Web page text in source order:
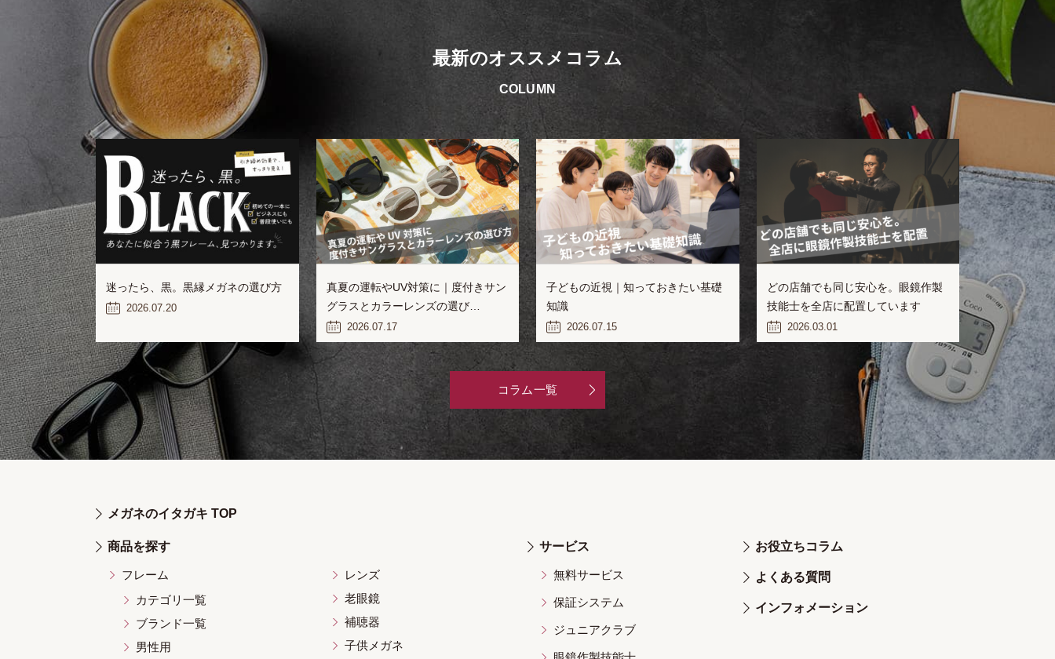
最新のオススメコラム
COLUMN
迷ったら、黒。黒縁メガネの選び方
2026.07.20
真夏の運転やUV対策に｜度付きサン
グラスとカラーレンズの選び…
2026.07.17
子どもの近視｜知っておきたい基礎
知識
2026.07.15
どの店舗でも同じ安心を。眼鏡作製
技能士を全店に配置しています
2026.03.01
コラム一覧
メガネのイタガキ TOP
商品を探す
フレーム
カテゴリ一覧
ブランド一覧
男性用
レンズ
老眼鏡
補聴器
子供メガネ
サービス
無料サービス
保証システム
ジュニアクラブ
お役立ちコラム
よくある質問
インフォメーション